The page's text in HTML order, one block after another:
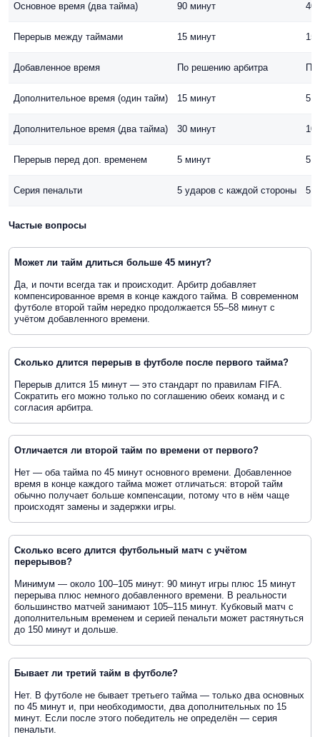
Основное время (два тайма) 90 минут 40
Перерыв между таймами 15 минут 15
Добавленное время По решению арбитра По
Дополнительное время (один тайм) 15 минут 5
Дополнительное время (два тайма) 30 минут 10
Перерыв перед доп. временем 5 минут 5
Серия пенальти 5 ударов с каждой стороны 5
Частые вопросы
Может ли тайм длиться больше 45 минут?
Да, и почти всегда так и происходит. Арбитр добавляет
компенсированное время в конце каждого тайма. В современном
футболе второй тайм нередко продолжается 55–58 минут с
учётом добавленного времени.
Сколько длится перерыв в футболе после первого тайма?
Перерыв длится 15 минут — это стандарт по правилам FIFA.
Сократить его можно только по соглашению обеих команд и с
согласия арбитра.
Отличается ли второй тайм по времени от первого?
Нет — оба тайма по 45 минут основного времени. Добавленное
время в конце каждого тайма может отличаться: второй тайм
обычно получает больше компенсации, потому что в нём чаще
происходят замены и задержки игры.
Сколько всего длится футбольный матч с учётом
перерывов?
Минимум — около 100–105 минут: 90 минут игры плюс 15 минут
перерыва плюс немного добавленного времени. В реальности
большинство матчей занимают 105–115 минут. Кубковый матч с
дополнительным временем и серией пенальти может растянуться
до 150 минут и дольше.
Бывает ли третий тайм в футболе?
Нет. В футболе не бывает третьего тайма — только два основных
по 45 минут и, при необходимости, два дополнительных по 15
минут. Если после этого победитель не определён — серия
пенальти.